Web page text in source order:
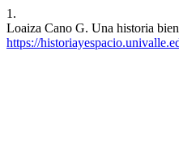
1.
Loaiza Cano G. Una historia
https://